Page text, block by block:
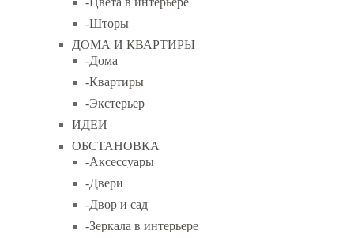
-Шторы
ДОМА И КВАРТИРЫ
-Дома
-Квартиры
-Экстерьер
ИДЕИ
ОБСТАНОВКА
-Аксессуары
-Двери
-Двор и сад
-Зеркала в интерьере